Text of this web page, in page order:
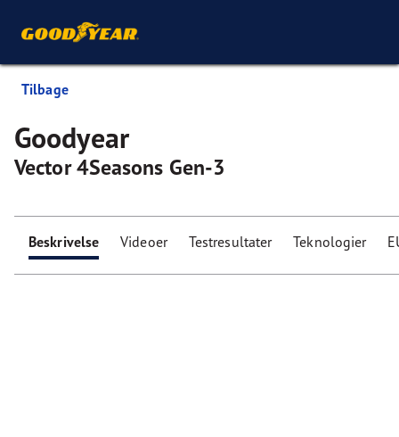
Tilbage
Goodyear
Vector 4Seasons Gen-3
Beskrivelse Videoer Testresultater Teknologier